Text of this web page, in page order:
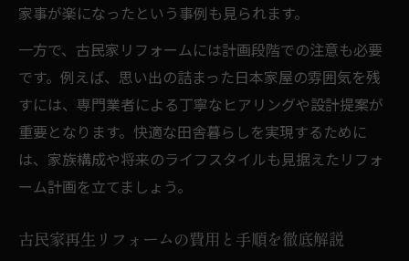
家事が楽になったという事例も見られます。
一方で、古民家リフォームには計画段階での注意も必要
です。例えば、思い出の詰まった日本家屋の雰囲気を残
すには、専門業者による丁寧なヒアリングや設計提案が
重要となります。快適な田舎暮らしを実現するために
は、家族構成や将来のライフスタイルも見据えたリフォ
ーム計画を立てましょう。
古民家再生リフォームの費用と手順を徹底解説